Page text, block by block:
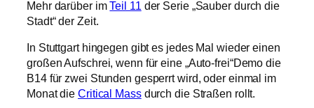
B14 für zwei Stunden gesperrt wird, oder einmal im
Monat dieCritical Mass
7 Januar, 2019